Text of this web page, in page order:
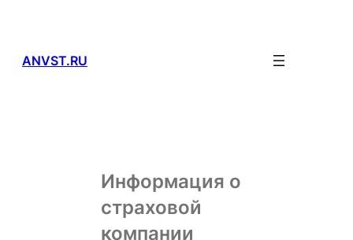
ANVST.RU
Информация о
страховой
компании